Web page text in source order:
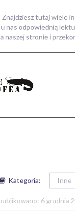
tutaj
nas odpowiednią
naszej stronie i
Kategoria: Inne
6 grudnia